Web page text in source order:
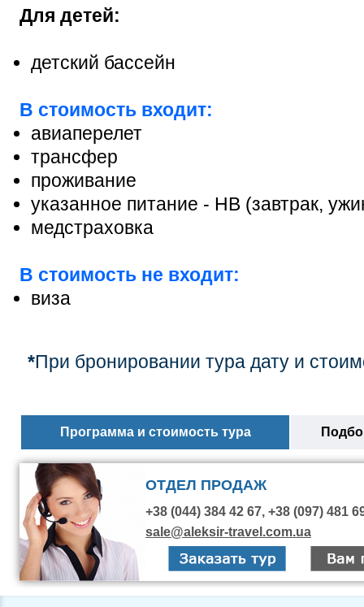
Для детей:
детский бассейн
В стоимость входит:
авиаперелет
трансфер
проживание
указанное питание - НB (завтрак,
медстраховка
В стоимость не входит:
виза
*При бронировании тура дату и
Программа и стоимость тура
ОТДЕЛ ПРОДАЖ
+38 (044) 384 42 67, +38 (097) 481
sale@aleksir-travel.com.ua